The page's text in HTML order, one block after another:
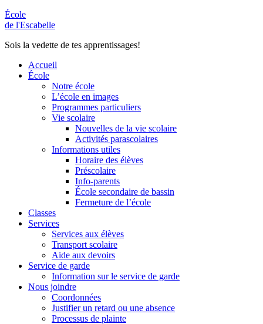
École
de l'Escabelle
Sois la vedette de tes apprentissages!
Accueil
École
Notre école
L’école en images
Programmes particuliers
Vie scolaire
Nouvelles de la vie scolaire
Activités parascolaires
Informations utiles
Horaire des élèves
Préscolaire
Info-parents
École secondaire de bassin
Fermeture de l’école
Classes
Services
Services aux élèves
Transport scolaire
Aide aux devoirs
Service de garde
Information sur le service de garde
Nous joindre
Coordonnées
Justifier un retard ou une absence
Processus de plainte